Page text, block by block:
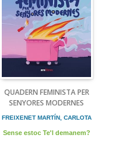
QUADERN FEMINISTA PER
SENYORES MODERNES
FREIXENET MARTÍN, CARLOTA
Sense estoc Te'l demanem?